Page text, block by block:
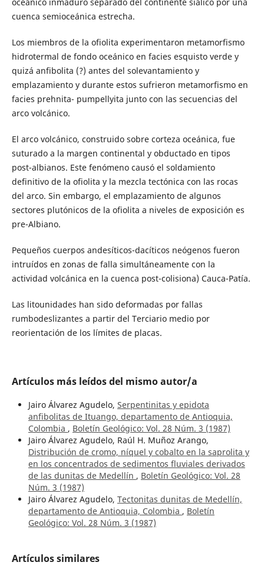
cuenca semioceánica estrecha.
Los miembros de la ofiolita experimentaron metamorfismo
hidrotermal de fondo oceánico en facies esquisto verde y
quizá anfibolita (?) antes del solevantamiento y
emplazamiento y durante estos sufrieron metamorfismo en
facies prehnita- pumpellyita junto con las secuencias del
arco volcánico.
El arco volcánico, construido sobre corteza oceánica, fue
suturado a la margen continental y obductado en tipos
post-albianos. Este fenómeno causó el soldamiento
definitivo de la ofiolita y la mezcla tectónica con las rocas
del arco. Sin embargo, el emplazamiento de algunos
sectores plutónicos de la ofiolita a niveles de exposición es
pre-Albiano.
Pequeños cuerpos andesíticos-dacíticos neógenos fueron
intruídos en zonas de falla simultáneamente con la
actividad volcánica en la cuenca post-colisiona) Cauca-Patía.
Las litounidades han sido deformadas por fallas
rumbodeslizantes a partir del Terciario medio por
reorientación de los límites de placas.
Artículos más leídos del mismo autor/a
Jairo Álvarez Agudelo, Serpentinitas y epidota
anfibolitas de Ituango, departamento de Antioquia,
Colombia , Boletín Geológico: Vol. 28 Núm. 3 (1987)
Jairo Álvarez Agudelo, Raúl H. Muñoz Arango,
Distribución de cromo, níquel y cobalto en la saprolita y
en los concentrados de sedimentos fluviales derivados
de las dunitas de Medellín , Boletín Geológico: Vol. 28
Núm. 3 (1987)
Jairo Álvarez Agudelo, Tectonitas dunitas de Medellín,
departamento de Antioquia, Colombia , Boletín
Geológico: Vol. 28 Núm. 3 (1987)
Artículos similares